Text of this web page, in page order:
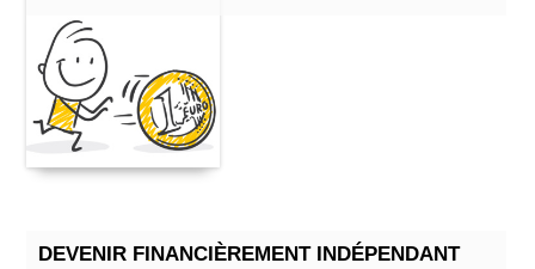
DEVENIR FINANCIÈREMENT INDÉPENDANT